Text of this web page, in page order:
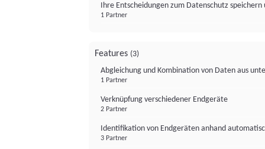
Ihre Entscheidungen zum Datenschutz
1 Partner
Features (3)
Abgleichung und Kombination von Daten aus
1 Partner
Verknüpfung verschiedener Endgeräte
2 Partner
Identifikation von Endgeräten anhand
3 Partner